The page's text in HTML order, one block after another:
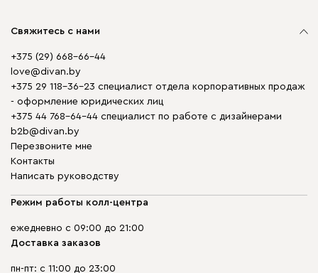
Свяжитесь с нами
+375 (29) 668-66-44
love@divan.by
+375 29 118-36-23 специалист отдела корпоративных продаж
- оформление юридических лиц
+375 44 768-64-44 специалист по работе с дизайнерами
b2b@divan.by
Перезвоните мне
Контакты
Написать руководству
Режим работы колл-центра
ежедневно с 09:00 до 21:00
Доставка заказов
пн-пт: с 11:00 до 23:00